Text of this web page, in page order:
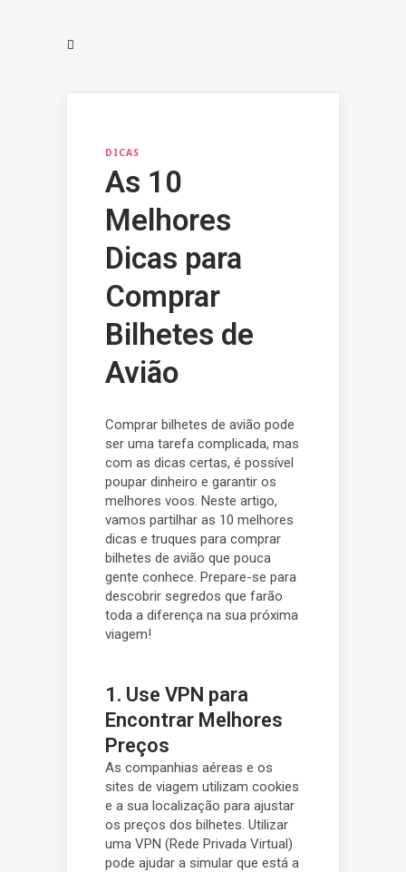
DICAS
As 10
Melhores
Dicas para
Comprar
Bilhetes de
Avião
Comprar bilhetes de avião pode
ser uma tarefa complicada, mas
com as dicas certas, é possível
poupar dinheiro e garantir os
melhores voos. Neste artigo,
vamos partilhar as 10 melhores
dicas e truques para comprar
bilhetes de avião que pouca
gente conhece. Prepare-se para
descobrir segredos que farão
toda a diferença na sua próxima
viagem!
1. Use VPN para
Encontrar Melhores
Preços
As companhias aéreas e os
sites de viagem utilizam cookies
e a sua localização para ajustar
os preços dos bilhetes. Utilizar
uma VPN (Rede Privada Virtual)
pode ajudar a simular que está a